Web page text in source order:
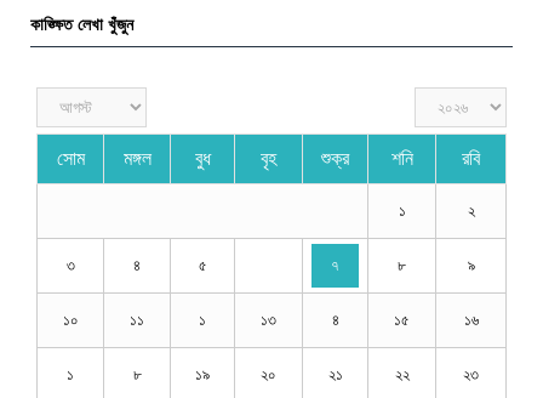
কাঙ্ক্ষিত লেখা খুঁজুন
সোম মঙ্গল বুধ বৃহ শুক্র শনি রবি
১ ২
৩ ৪ ৫ ৭ ৮ ৯
১০ ১১ ১ ১৩ ৪ ১৫ ১৬
১ ৮ ১৯ ২০ ২১ ২২ ২৩